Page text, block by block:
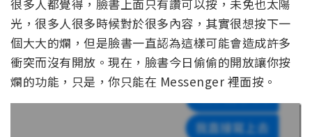
很多人都覺得，臉書上面只有讚可以按，未免也太陽
光，很多人很多時候對於很多內容，其實很想按下一
個大大的爛，但是臉書一直認為這樣可能會造成許多
衝突而沒有開放。現在，臉書今日偷偷的開放讓你按
爛的功能，只是，你只能在 Messenger 裡面按。